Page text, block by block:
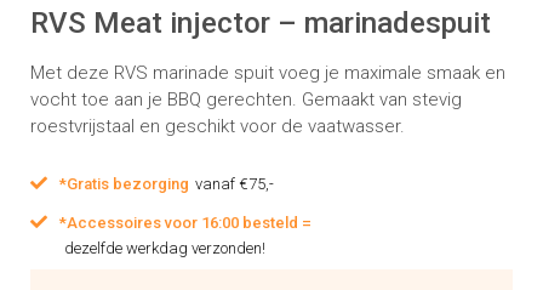
RVS Meat injector – marinadespuit
Met deze RVS marinade spuit voeg je maximale smaak en
vocht toe aan je BBQ gerechten. Gemaakt van stevig
roestvrijstaal en geschikt voor de vaatwasser.
*Gratis bezorging vanaf €75,-
*Accessoires voor 16:00 besteld =
dezelfde werkdag verzonden!